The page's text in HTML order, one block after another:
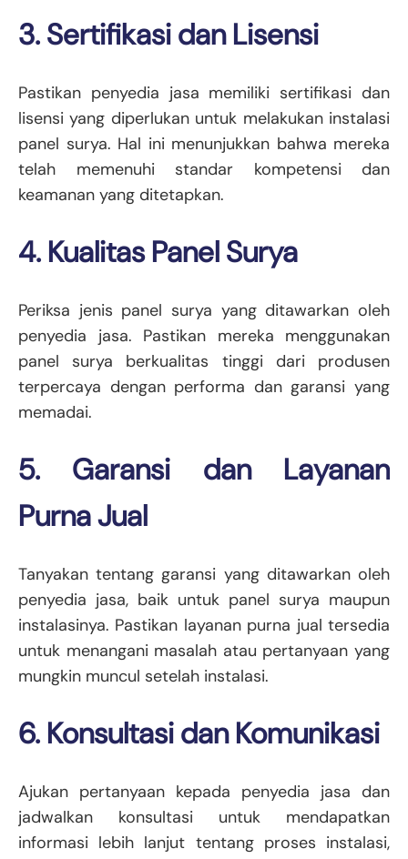
3. Sertifikasi dan Lisensi
Pastikan penyedia jasa memiliki sertifikasi dan
lisensi yang diperlukan untuk melakukan instalasi
panel surya. Hal ini menunjukkan bahwa mereka
telah memenuhi standar kompetensi dan
keamanan yang ditetapkan.
4. Kualitas Panel Surya
Periksa jenis panel surya yang ditawarkan oleh
penyedia jasa. Pastikan mereka menggunakan
panel surya berkualitas tinggi dari produsen
terpercaya dengan performa dan garansi yang
memadai.
5. Garansi dan Layanan
Purna Jual
Tanyakan tentang garansi yang ditawarkan oleh
penyedia jasa, baik untuk panel surya maupun
instalasinya. Pastikan layanan purna jual tersedia
untuk menangani masalah atau pertanyaan yang
mungkin muncul setelah instalasi.
6. Konsultasi dan Komunikasi
Ajukan pertanyaan kepada penyedia jasa dan
jadwalkan konsultasi untuk mendapatkan
informasi lebih lanjut tentang proses instalasi,